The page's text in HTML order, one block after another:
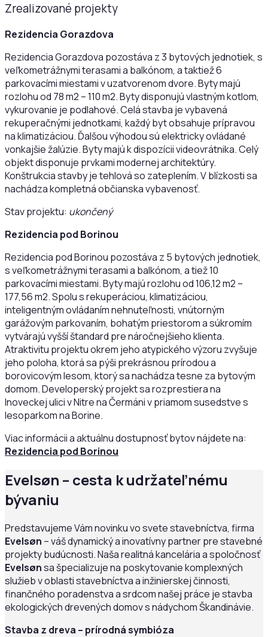
Zrealizované projekty
Rezidencia Gorazdova
Rezidencia Gorazdova pozostáva z 3 bytových jednotiek, s
veľkometrážnymi terasami a balkónom, a taktiež 6
parkovacími miestami v uzatvorenom dvore. Byty majú
rozlohu od 78 m2 – 110 m2. Byty disponujú vlastným kotlom,
vykurovanie je podlahové. Celá stavba je vybavená
rekuperačnými jednotkami, každý byt obsahuje prípravou
na klimatizáciou. Ďalšou výhodou sú elektricky ovládané
vonkajšie žalúzie. Byty majú k dispozícii videovrátnika. Celý
objekt disponuje prvkami modernej architektúry.
Konštrukcia stavby je tehlová so zateplením. V blízkosti sa
nachádza kompletná občianska vybavenosť.
Stav projektu: ukončený
Rezidencia pod Borinou
Rezidencia pod Borinou pozostáva z 5 bytových jednotiek,
s veľkometrážnymi terasami a balkónom, a tiež 10
parkovacími miestami. Byty majú rozlohu od 106,12 m2 –
177,56 m2. Spolu s rekuperáciou, klimatizáciou,
inteligentným ovládaním nehnuteľnosti, vnútorným
garážovým parkovaním, bohatým priestorom a súkromím
vytvárajú vyšší štandard pre náročnejšieho klienta.
Atraktivitu projektu okrem jeho atypického výzoru zvyšuje
jeho poloha, ktorá sa pýši prekrásnou prírodou a
borovicovým lesom, ktorý sa nachádza tesne za bytovým
domom. Developerský projekt sa rozprestiera na
Inoveckej ulici v Nitre na Čermáni v priamom susedstve s
lesoparkom na Borine.
Viac informácii a aktuálnu dostupnosť bytov nájdete na:
Rezidencia pod Borinou
Evelsøn – cesta k udržateľnému
bývaniu
Predstavujeme Vám novinku vo svete stavebníctva, firma
Evelsøn – váš dynamický a inovatívny partner pre stavebné
projekty budúcnosti. Naša realitná kancelária a spoločnosť
Evelsønsa špecializuje na poskytovanie komplexných
služieb v oblasti stavebníctva a inžinierskej činnosti,
finančného poradenstva a srdcom našej práce je stavba
ekologických drevených domov s nádychom Škandinávie.
Stavba z dreva – prírodná symbióza